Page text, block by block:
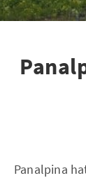
Panalpina